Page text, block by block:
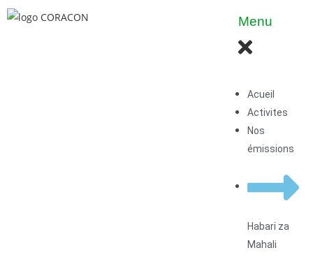
Menu
Acueil
Activites
Nos
émissions
Habari za
Mahali